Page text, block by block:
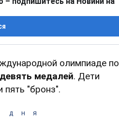
олимпиаде по
медалей. Дети
пять "бронз".
дня